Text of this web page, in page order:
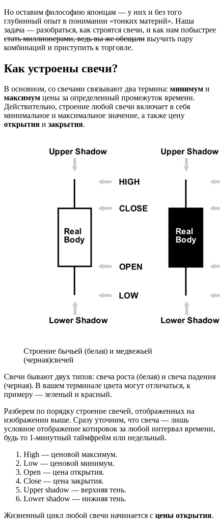
Но оставим философию японцам — у них и без того
глубинный опыт в понимании «тонких материй». Наша
задача — разобраться, как строятся свечи, и как нам побыстрее
стать миллионерами, ведь вы же обещали выучить пару
комбинаций и приступить к торговле.
Как устроены свечи?
В основном, со свечами связывают два термина: минимум и
максимум цены за определенный промежуток времени.
Действительно, строение любой свечи включает в себя
минимальное и максимальное значение, а также цену
открытия и закрытия.
Строение бычьей (белая) и медвежьей
(черная)свечей
Свечи бывают двух типов: свеча роста (белая) и свеча падения
(черная). В вашем терминале цвета могут отличаться, к
примеру — зеленый и красный.
Разберем по порядку строение свечей, отображенных на
изображении выше. Сразу уточним, что свеча — лишь
условное отображение котировок за любой интервал времени,
будь то 1-минутный таймфрейм или недельный.
High — ценовой максимум.
Low — ценовой минимум.
Open — цена открытия.
Close — цена закрытия.
Upper shadow — верхняя тень.
Lower shadow — нижняя тень.
Жизненный цикл любой свечи начинается с цены открытия.